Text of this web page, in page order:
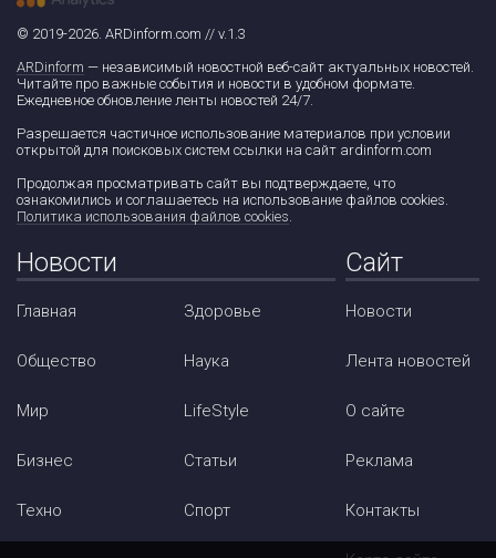
© 2019-2026. ARDinform.com // v.1.3
ARDinform — независимый новостной веб-сайт актуальных новостей.
Читайте про важные события и новости в удобном формате.
Ежедневное обновление ленты новостей 24/7.
Разрешается частичное использование материалов при условии
открытой для поисковых систем ссылки на сайт ardinform.com
Продолжая просматривать сайт вы подтверждаете, что
ознакомились и соглашаетесь на использование файлов cookies.
Политика использования файлов cookies.
Новости
Главная
Общество
Мир
Бизнес
Техно
Здоровье
Наука
LifeStyle
Статьи
Спорт
Сайт
Новости
Лента новостей
О сайте
Реклама
Контакты